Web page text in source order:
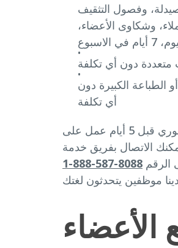
وفصول التثقيف
وشكاوى الأعضاء،
متعددة دون أي تكلفة
الطباعة الكبيرة دون
أي تكلفة
من أجل الزيارات المجدولة، يرجى طلب مترجم فوري قبل 5 أيام عمل على
الاتصال بفريق خدمة
الرقم 8088-587-888-1
الأعضاء